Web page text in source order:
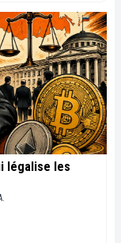
légalise les